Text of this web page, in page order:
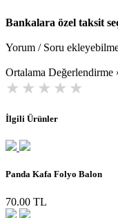
Bankalara özel taksit
Yorum / Soru
Ortalama Değerlendirme
İlgili Ürünler
Panda Kafa Folyo Balon
70.00 TL